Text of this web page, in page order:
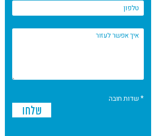
* שדות חובה